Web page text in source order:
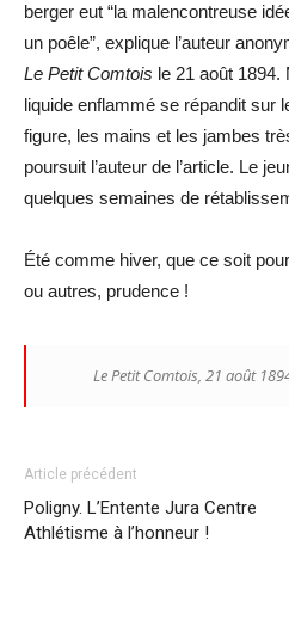
berger eut “la malencontreuse
un poêle”, explique l’auteur
Le Petit Comtois le 21 août 1894.
liquide enflammé se répandit sur
figure, les mains et les jambes
poursuit l’auteur de l’article. Le
quelques semaines de
Été comme hiver, que ce soit
ou autres, prudence !
Le Petit Comtois, 21 août
Article précédent
Poligny. L’Entente Jura Centre
Athlétisme à l’honneur !